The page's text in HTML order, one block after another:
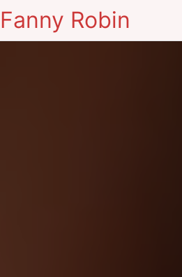
Fanny Robin